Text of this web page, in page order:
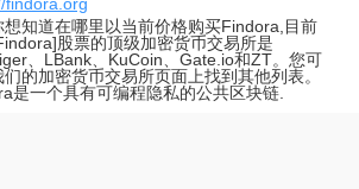
想知道在哪里以当前价格购买Findora,目前
股票的顶级加密货币交易所是
、LBank、KuCoin、Gate.io和ZT。您可
们的加密货币交易所页面上找到其他列表。
是一个具有可编程隐私的公共区块链.